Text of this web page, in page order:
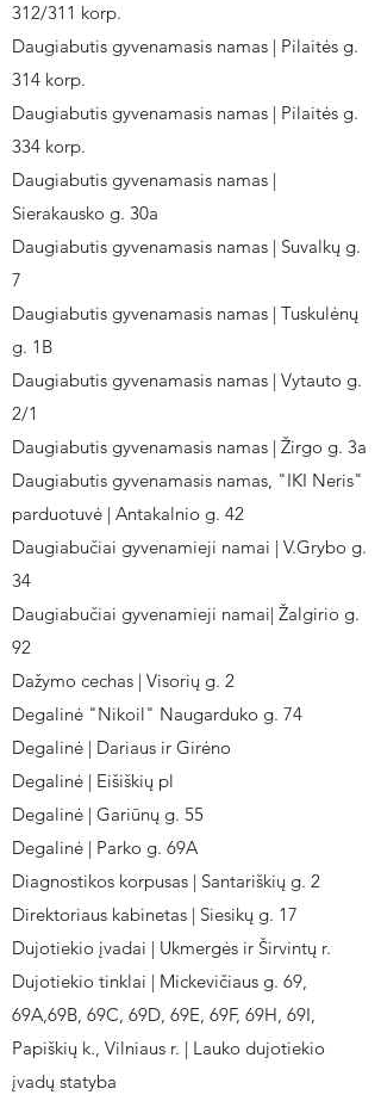
312/311 korp.
Daugiabutis gyvenamasis namas | Pilaitės g.
314 korp.
Daugiabutis gyvenamasis namas | Pilaitės g.
334 korp.
Daugiabutis gyvenamasis namas |
Sierakausko g. 30a
Daugiabutis gyvenamasis namas | Suvalkų g.
7
Daugiabutis gyvenamasis namas | Tuskulėnų
g. 1B
Daugiabutis gyvenamasis namas | Vytauto g.
2/1
Daugiabutis gyvenamasis namas | Žirgo g. 3a
Daugiabutis gyvenamasis namas, "IKI Neris"
parduotuvė | Antakalnio g. 42
Daugiabučiai gyvenamieji namai | V.Grybo g.
34
Daugiabučiai gyvenamieji namai| Žalgirio g.
92
Dažymo cechas | Visorių g. 2
Degalinė "Nikoil" Naugarduko g. 74
Degalinė | Dariaus ir Girėno
Degalinė | Eišiškių pl
Degalinė | Gariūnų g. 55
Degalinė | Parko g. 69A
Diagnostikos korpusas | Santariškių g. 2
Direktoriaus kabinetas | Siesikų g. 17
Dujotiekio įvadai | Ukmergės ir Širvintų r.
Dujotiekio tinklai | Mickevičiaus g. 69,
69A,69B, 69C, 69D, 69E, 69F, 69H, 69I,
Papiškių k., Vilniaus r. | Lauko dujotiekio
įvadų statyba